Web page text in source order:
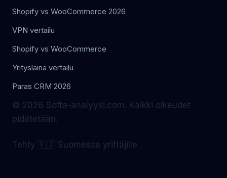
Shopify vs WooCommerce 2026
VPN vertailu
Shopify vs WooCommerce
Yrityslaina vertailu
Paras CRM 2026
© 2026 Softa-analyysi.com. Kaikki oikeudet
pidätetään.
Tehty 🇫🇮 Suomessa yrittäjille